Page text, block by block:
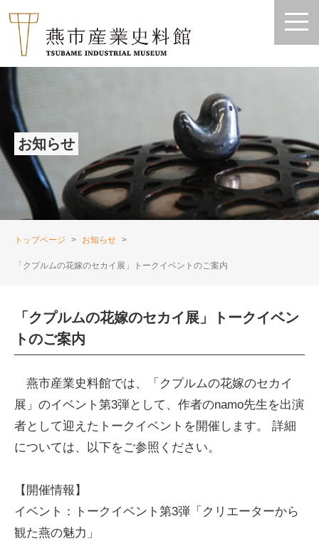
お知らせ
トップページ お知らせ
「クプルムの花嫁のセカイ展」トークイベントのご案内
「クプルムの花嫁のセカイ展」トークイベン
トのご案内
燕市産業史料館では、「クプルムの花嫁のセカイ
展」のイベント第3弾として、作者のnamo先生を出演
者として迎えたトークイベントを開催します。 詳細
については、以下をご参照ください。
【開催情報】
イベント：トークイベント第3弾「クリエーターから
観た燕の魅力」